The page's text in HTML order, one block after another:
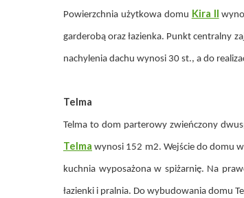
Powierzchnia użytkowa domu Kira II
garderobą oraz łazienka. Punkt centralny
nachylenia dachu wynosi 30 st., a do
Telma
Telma to dom parterowy zwieńczony
Telma wynosi 152 m2. Wejście do domu
kuchnia wyposażona w spiżarnię. Na
łazienki i pralnia. Do wybudowania domu